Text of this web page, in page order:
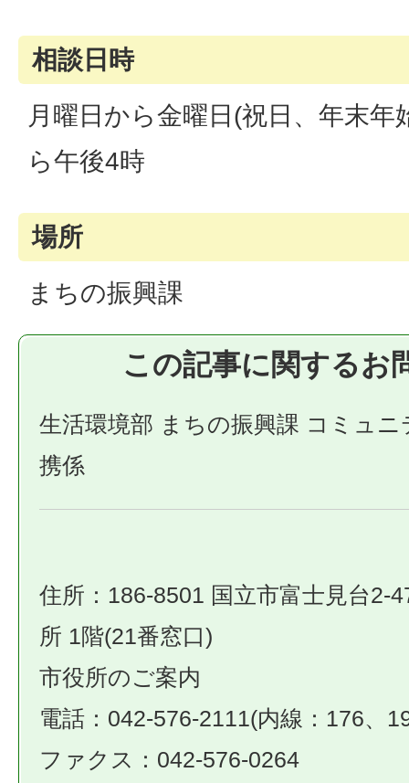
相談日時
月曜日から金曜日(祝日、年末
ら午後4時
場所
まちの振興課
この記事に関するお
生活環境部 まちの振興課 コミュニ
携係
住所：186-8501 国立市富士見台2-
所 1階(21番窓口)
市役所のご案内
電話：042-576-2111(内線：176、
ファクス：042-576-0264